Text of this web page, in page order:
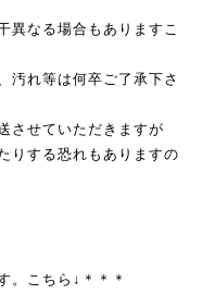
異なる場合もありますこ
汚れ等は何卒ご了承下さ
させていただきますが
りする恐れもありますの
。こちら↓＊＊＊